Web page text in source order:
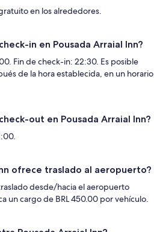
en los alrededores.
in en Pousada Arraial Inn?
Fin de check-in: 22:30. Es posible
de la hora establecida, en un horario
out en Pousada Arraial Inn?
ofrece traslado al aeropuerto?
desde/hacia el aeropuerto
un cargo de BRL 450.00 por vehículo.